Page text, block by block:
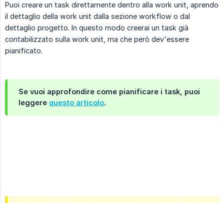
Puoi creare un task direttamente dentro alla work unit, aprendo
il dettaglio della work unit dalla sezione workflow o dal
dettaglio progetto. In questo modo creerai un task già
contabilizzato sulla work unit, ma che però dev'essere
pianificato.
Se vuoi approfondire come pianificare i task, puoi
leggere questo articolo.